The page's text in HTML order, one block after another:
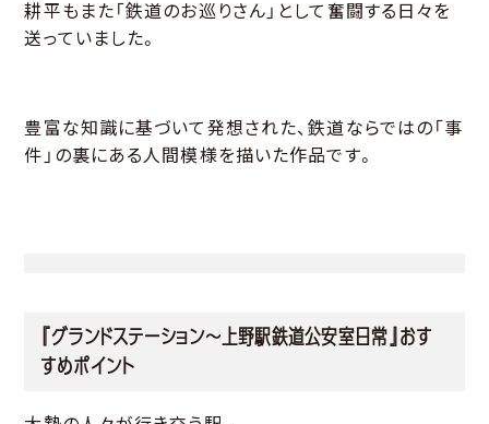
耕平もまた「鉄道のお巡りさん」として奮闘する日々を
送っていました。
豊富な知識に基づいて発想された、鉄道ならではの「事
件」の裏にある人間模様を描いた作品です。
『グランドステーション～上野駅鉄道公安室日常』おす
すめポイント